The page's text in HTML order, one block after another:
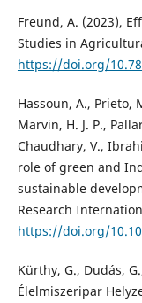
Freund, A. (2023),
Studies in
https://doi.org/
Hassoun, A., Prieto,
Marvin, H. J. P.,
Chaudhary, V.,
role of green and
sustainable
Research
https://doi.org/
Kürthy, G., Dudás,
Élelmiszeripar